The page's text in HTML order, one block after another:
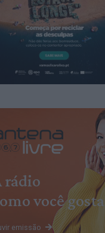
rádio
você gosta
emissão